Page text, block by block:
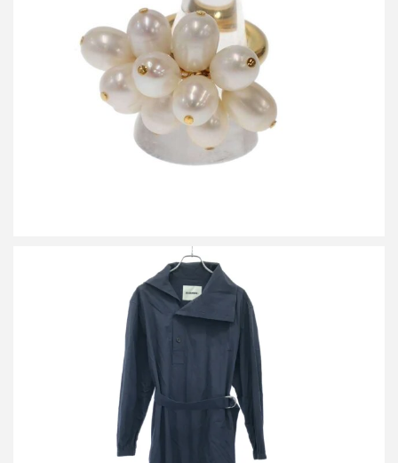
ジルサンダー パールリング
買取金額18,000円
詳しく見る
ジルサンダープラス 23SS ベルテッドシャツワンピース
J40CT0116 J45127
買取金額8,400円